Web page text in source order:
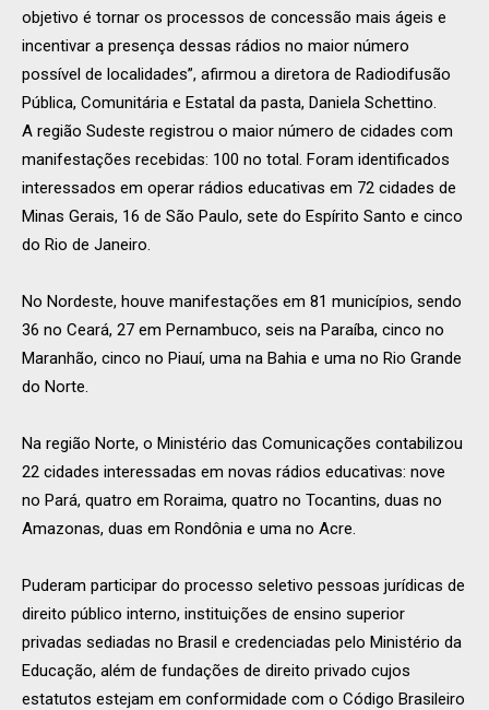
objetivo é tornar os processos de concessão mais ágeis e
incentivar a presença dessas rádios no maior número
possível de localidades”, afirmou a diretora de Radiodifusão
Pública, Comunitária e Estatal da pasta, Daniela Schettino.
A região Sudeste registrou o maior número de cidades com
manifestações recebidas: 100 no total. Foram identificados
interessados em operar rádios educativas em 72 cidades de
Minas Gerais, 16 de São Paulo, sete do Espírito Santo e cinco
do Rio de Janeiro.
No Nordeste, houve manifestações em 81 municípios, sendo
36 no Ceará, 27 em Pernambuco, seis na Paraíba, cinco no
Maranhão, cinco no Piauí, uma na Bahia e uma no Rio Grande
do Norte.
Na região Norte, o Ministério das Comunicações contabilizou
22 cidades interessadas em novas rádios educativas: nove
no Pará, quatro em Roraima, quatro no Tocantins, duas no
Amazonas, duas em Rondônia e uma no Acre.
Puderam participar do processo seletivo pessoas jurídicas de
direito público interno, instituições de ensino superior
privadas sediadas no Brasil e credenciadas pelo Ministério da
Educação, além de fundações de direito privado cujos
estatutos estejam em conformidade com o Código Brasileiro